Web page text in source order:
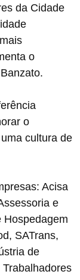
da Cidade
o
o
cultura de
Acisa
e
Hospedagem
SATrans,
de